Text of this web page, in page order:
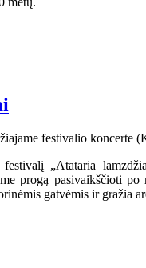
„Atataria
progą pasivaikščioti po
gatvėmis ir gražia